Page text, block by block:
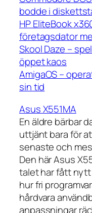
bodde i
HP EliteBook
företagsdator
Skool Daze –
öppet kaos
AmigaOS –
sin tid
Asus X551MA
En äldre bärbar
uttjänt bara för
senaste och
Den här Asus
talet har fått nytt
hur fri
hårdvara
anpassningar